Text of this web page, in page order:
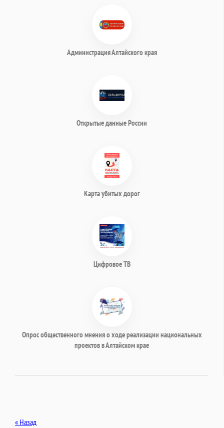
Администрация Алтайского края
Открытые данные России
Карта убитых дорог
Цифровое ТВ
Опрос общественного мнения о ходе реализации национальных
проектов в Алтайском крае
« Назад